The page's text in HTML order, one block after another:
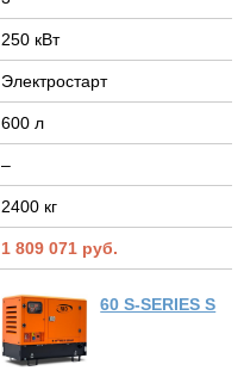
250 кВт
Электростарт
600 л
–
2400 кг
1 809 071 руб.
60 S-SERIES S